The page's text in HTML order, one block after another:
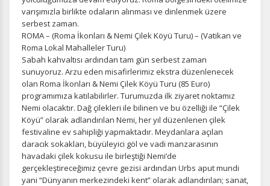
ÇEREZ KULLANIM AYARLARINIZ
Çerez tercihlerinizi
Daha fazla bilgi için KVKK bilgilendirmemizi
inceleyebilirsiniz.
Zorunlu Çerezler HER ZAMAN AKTIF
Oturum yönetimi, güvenlik ve temel site işlevleri için
gereklidir. Bu çerezler olmadan site düzgün çalışmaz ve
devre dışı bırakılamaz.
varışımızla birlikte odaların alınması ve dinlenmek üzere
serbest zaman.
ROMA – (Roma İkonları & Nemi Çilek Köyü Turu) – (Vatikan ve
Roma Lokal Mahalleler Turu)
Sabah kahvaltısı ardından tam gün serbest zaman
sunuyoruz. Arzu eden misafirlerimiz ekstra düzenlenecek
olan Roma İkonları & Nemi Çilek Köyü Turu (85 Euro)
programımıza katılabilirler. Turumuzda ilk ziyaret noktamız
Nemi olacaktır. Dağ çilekleri ile bilinen ve bu özelliği ile “Çilek
Köyü” olarak adlandırılan Nemi, her yıl düzenlenen çilek
festivaline ev sahipliği yapmaktadır. Meydanlara açılan
daracık sokakları, büyüleyici göl ve vadi manzarasının
havadaki çilek kokusu ile birleştiği Nemi’de
gerçekleştireceğimiz çevre gezisi ardından Urbs aput mundi
yani “Dünyanın merkezindeki kent” olarak adlandırılan; sanat,